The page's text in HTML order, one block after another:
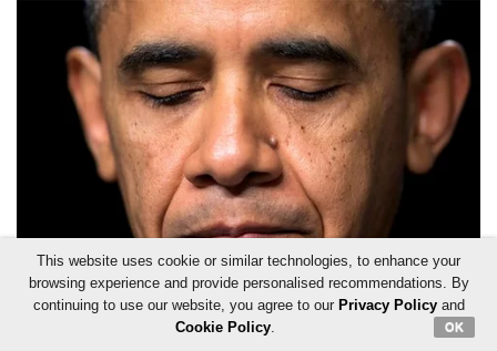
This website uses cookie or similar technologies, to enhance your
browsing experience and provide personalised recommendations. By
continuing to use our website, you agree to our Privacy Policyand
Cookie Policy. OK